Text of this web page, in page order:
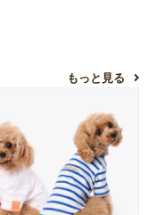
もっと見る